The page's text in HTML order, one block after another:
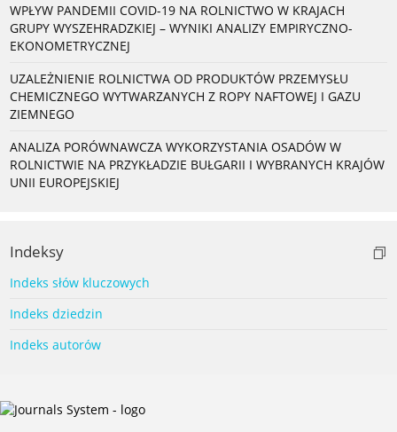
WPŁYW PANDEMII COVID-19 NA ROLNICTWO W KRAJACH
GRUPY WYSZEHRADZKIEJ – WYNIKI ANALIZY EMPIRYCZNO-
EKONOMETRYCZNEJ
UZALEŻNIENIE ROLNICTWA OD PRODUKTÓW PRZEMYSŁU
CHEMICZNEGO WYTWARZANYCH Z ROPY NAFTOWEJ I GAZU
ZIEMNEGO
ANALIZA PORÓWNAWCZA WYKORZYSTANIA OSADÓW W
ROLNICTWIE NA PRZYKŁADZIE BUŁGARII I WYBRANYCH KRAJÓW
UNII EUROPEJSKIEJ
Indeksy
Indeks słów kluczowych
Indeks dziedzin
Indeks autorów